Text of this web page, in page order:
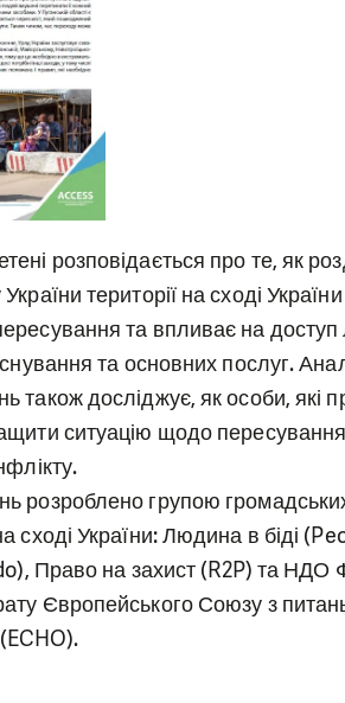
розповідається про те, як
території на сході
та впливає на
та основних послуг.
також досліджує, як особи, які
ситуацію щодо
розроблено групою
сході України: Людина в біді
Право на захист (R2P) та НДО
Європейського Союзу з